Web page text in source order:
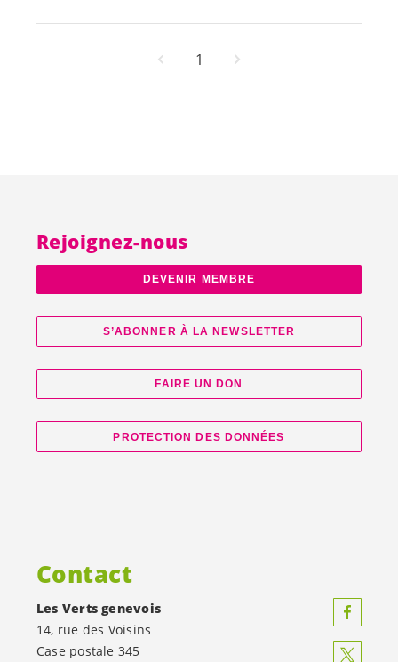
1
Rejoignez-nous
DEVENIR MEMBRE
S’ABONNER À LA NEWSLETTER
FAIRE UN DON
PROTECTION DES DONNÉES
Contact
Les Verts genevois
14, rue des Voisins
Case postale 345